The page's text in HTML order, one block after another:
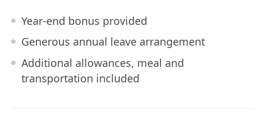
Year-end bonus provided
Generous annual leave arrangement
Additional allowances, meal and
transportation included